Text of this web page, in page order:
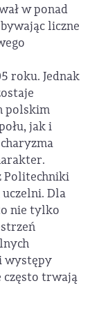
w ponad
liczne
roku. Jednak
polskim
jak i
Politechniki
Dla
nie tylko
występy
trwają